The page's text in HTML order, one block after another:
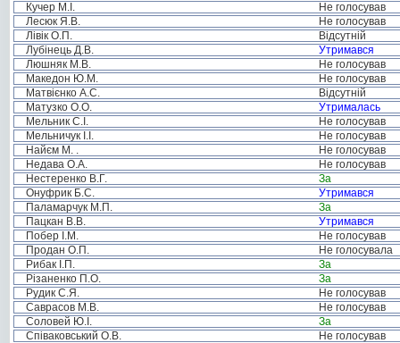
Кучер М.І.
Не голосував
Лесюк Я.В.
Не голосував
Лівік О.П.
Відсутній
Лубінець Д.В.
Утримався
Люшняк М.В.
Не голосував
Македон Ю.М.
Не голосував
Матвієнко А.С.
Відсутній
Матузко О.О.
Утрималась
Мельник С.І.
Не голосував
Мельничук І.І.
Не голосував
Найєм М. .
Не голосував
Недава О.А.
Не голосував
Нестеренко В.Г.
За
Онуфрик Б.С.
Утримався
Паламарчук М.П.
За
Пацкан В.В.
Утримався
Побер І.М.
Не голосував
Продан О.П.
Не голосувала
Рибак І.П.
За
Різаненко П.О.
За
Рудик С.Я.
Не голосував
Саврасов М.В.
Не голосував
Соловей Ю.І.
За
Співаковський О.В.
Не голосував